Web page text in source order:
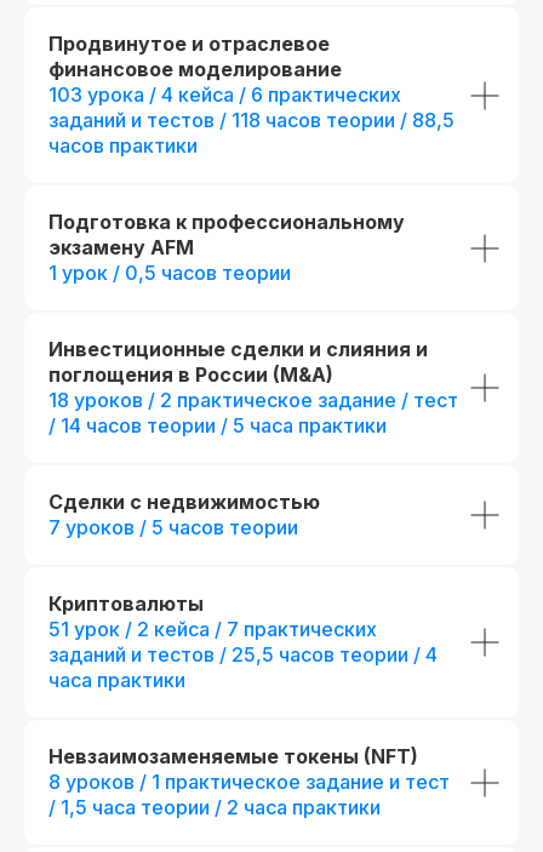
Продвинутое и отраслевое
финансовое моделирование
103 урока / 4 кейса / 6 практических
заданий и тестов / 118 часов теории / 88,5
часов практики
Подготовка к профессиональному
экзамену AFM
1 урок / 0,5 часов теории
Инвестиционные сделки и слияния и
поглощения в России (M&A)
18 уроков / 2 практическое задание / тест
/ 14 часов теории / 5 часа практики
Сделки с недвижимостью
7 уроков / 5 часов теории
Криптовалюты
51 урок / 2 кейса / 7 практических
заданий и тестов / 25,5 часов теории / 4
часа практики
Невзаимозаменяемые токены (NFT)
8 уроков / 1 практическое задание и тест
/ 1,5 часа теории / 2 часа практики
на реальных проектах
кейсов и сквозной проект
Презентации и конспекты к урокам
Доступ к контенту и обновлениям —
навсегда
Официальный диплом (установленного
образца)
Возможность получить диплом
инструменты: опционы,
инструменты: фьючерсы,
+ отдельный куратор
+ 5 онлайн-встреч 1-на-1
экспертами курса
аналитика
дополнительные
Инвестиционный